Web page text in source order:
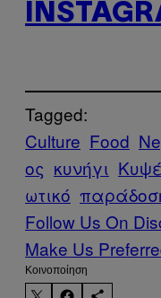
Tagged:
Culture Food
ος κυνήγι
ωτικό
Follow Us On
Make Us
Kοινοποίηση